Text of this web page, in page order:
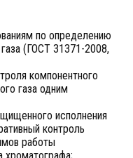
по определению
(ГОСТ 31371-2008,
компонентного
газа одним
исполнения
контроль
работы